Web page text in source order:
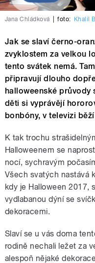
Jana Chládková foto: Khalil
Jak se slaví černo-
zvyklostem za velkou
tento svátek nemá.
připravují dlouho
halloweenské průvody
děti si vyprávějí
bonbóny, v televizi
K tak trochu
Halloweenem se
nocí, sychravým
Všech svatých nastává
kdy je Halloween 2017,
vydlabanou dýní se
dekoracemi.
Slaví se u vás doma
rodině nechali ležet za
alespoň nějaké